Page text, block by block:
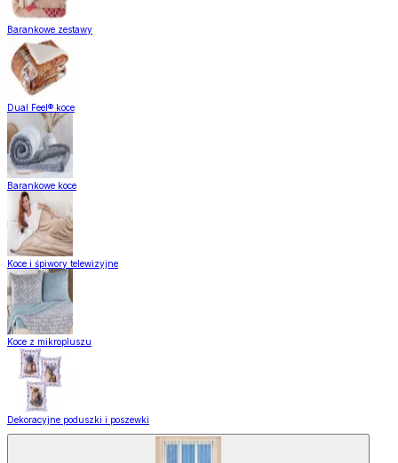
Barankowe zestawy
Dual Feel® koce
Barankowe koce
Koce i śpiwory telewizyjne
Koce z mikropluszu
Dekoracyjne poduszki i poszewki